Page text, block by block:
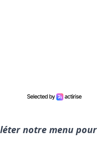
notre menu pour